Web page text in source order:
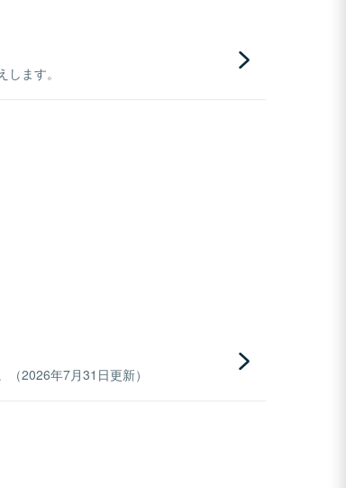
ます。
2026年7月31日更新）